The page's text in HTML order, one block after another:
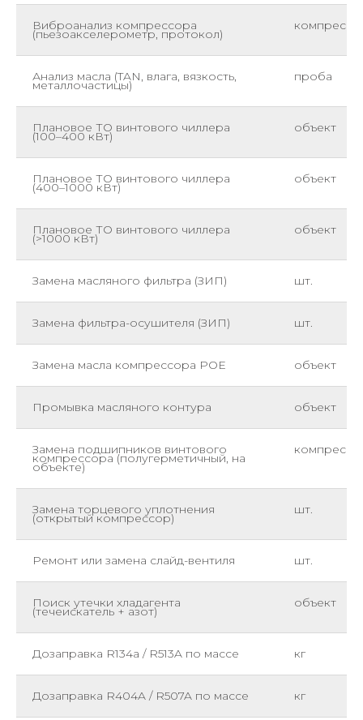
Виброанализ компрессора
(пьезоакселерометр, протокол)
Анализ масла (TAN, влага, вязкость,
металлочастицы)
проба
Плановое ТО винтового чиллера
(100–400 кВт)
объект
Плановое ТО винтового чиллера
(400–1000 кВт)
объект
Плановое ТО винтового чиллера
(>1000 кВт)
объект
Замена масляного фильтра (ЗИП) шт.
Замена фильтра-осушителя (ЗИП) шт.
Замена масла компрессора POE объект
Промывка масляного контура объект
Замена подшипников винтового
компрессора (полугерметичный, на
объекте)
Замена торцевого уплотнения
(открытый компрессор)
шт.
Ремонт или замена слайд-вентиля шт.
Поиск утечки хладагента
(течеискатель + азот)
объект
Дозаправка R134a / R513A по массе кг
Дозаправка R404A / R507A по массе кг